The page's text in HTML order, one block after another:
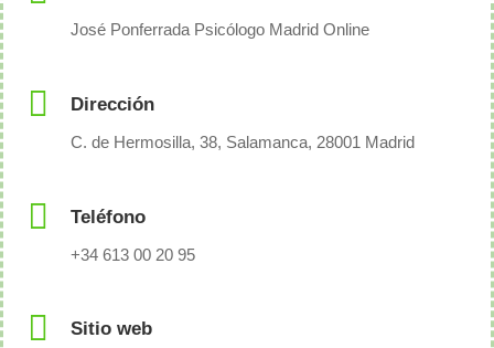
José Ponferrada Psicólogo Madrid Online
Dirección
C. de Hermosilla, 38, Salamanca, 28001 Madrid
Teléfono
+34 613 00 20 95
Sitio web